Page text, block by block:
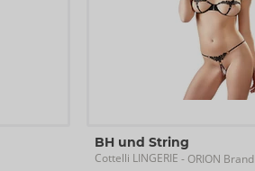
BH und String
Cottelli LINGERIE - ORION Brand